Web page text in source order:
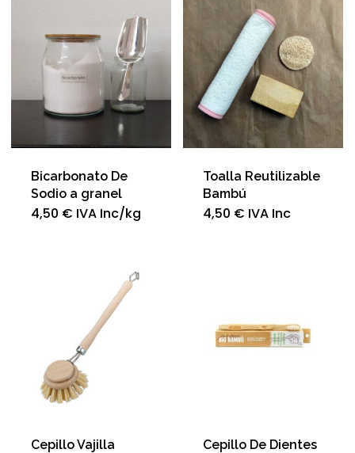
Bicarbonato De
Sodio a granel
4,50 € IVA Inc/kg
Toalla Reutilizable
Bambú
4,50 € IVA Inc
Cepillo Vajilla
Cepillo De Dientes